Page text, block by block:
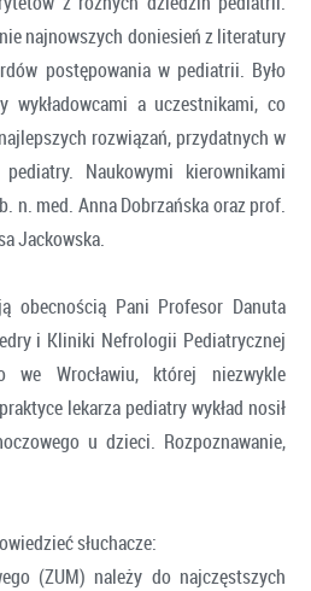
najnowszych doniesień z literatury
postępowania w pediatrii. Było
wykładowcami a uczestnikami, co
rozwiązań, przydatnych w
Naukowymi kierownikami
n. med. Anna Dobrzańska oraz prof.
Jackowska.
obecnością Pani Profesor Danuta
i Kliniki Nefrologii Pediatrycznej
we Wrocławiu, której niezwykle
lekarza pediatry wykład nosił
u dzieci. Rozpoznawanie,
słuchacze:
(ZUM) należy do najczęstszych